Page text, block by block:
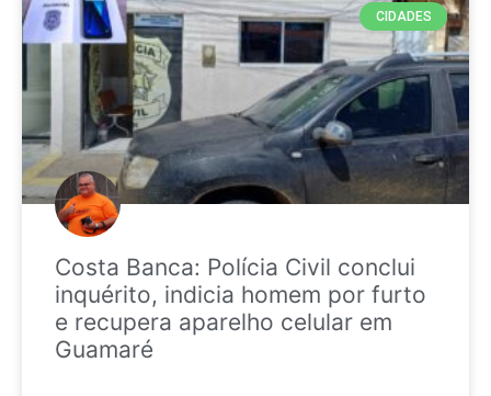
CIDADES
Costa Banca: Polícia Civil conclui
inquérito, indicia homem por furto
e recupera aparelho celular em
Guamaré